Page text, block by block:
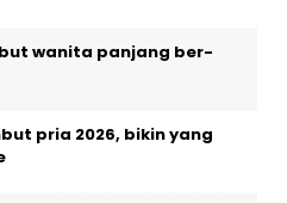
wanita panjang ber-
pria 2026, bikin yang